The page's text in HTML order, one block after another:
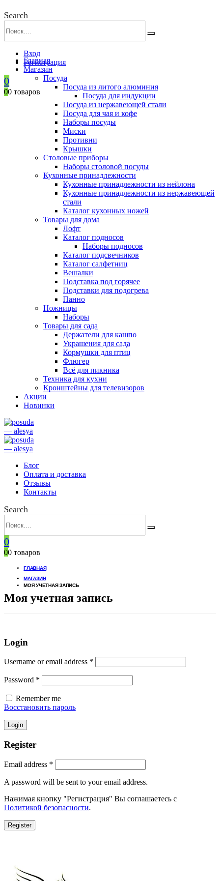
Search
Вход
Регистрация
0
00 товаров
Главная
Магазин
Посуда
Посуда из литого алюминия
Посуда для индукции
Посуда из нержавеющей стали
Посуда для чая и кофе
Наборы посуды
Миски
Противни
Крышки
Столовые приборы
Наборы столовой посуды
Кухонные принадлежности
Кухонные принадлежности из нейлона
Кухонные принадлежности из нержавеющей
стали
Каталог кухонных ножей
Товары для дома
Лофт
Каталог подносов
Наборы подносов
Каталог подсвечников
Каталог салфетниц
Вешалки
Подставка под горячее
Подставки для подогрева
Панно
Ножницы
Наборы
Товары для сада
Держатели для кашпо
Украшения для сада
Кормушки для птиц
Флюгер
Всё для пикника
Техника для кухни
Кронштейны для телевизоров
Акции
Новинки
Блог
Оплата и доставка
Отзывы
Контакты
Search
0
00 товаров
ГЛАВНАЯ
МАГАЗИН
МОЯ УЧЕТНАЯ ЗАПИСЬ
Моя учетная запись
Login
Username or email address *
Password *
Remember me
Восстановить пароль
Login
Register
Email address *
A password will be sent to your email address.
Нажимая кнопку "Регистрация" Вы соглашаетесь с
Политикой безопасности.
Register